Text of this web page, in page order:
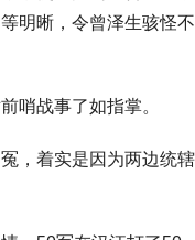
明晰，令曾泽生骇怪不
哨战事了如指掌。
，着实是因为两边统辖